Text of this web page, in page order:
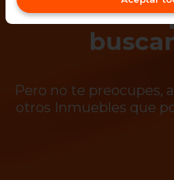
Contacto
inmueble
Pero no te preocupes,
otros Inmuebles que